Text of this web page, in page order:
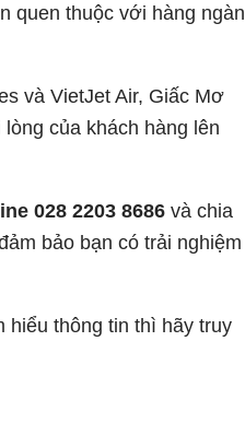
quen thuộc với hàng ngàn
và VietJet Air, Giấc Mơ
của khách hàng lên
028 2203 8686 và chia
bảo bạn có trải nghiệm
hiểu thông tin thì hãy truy